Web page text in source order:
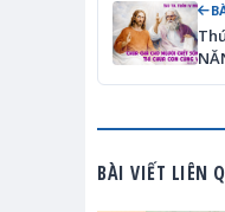
BÀI VIẾT LIÊN